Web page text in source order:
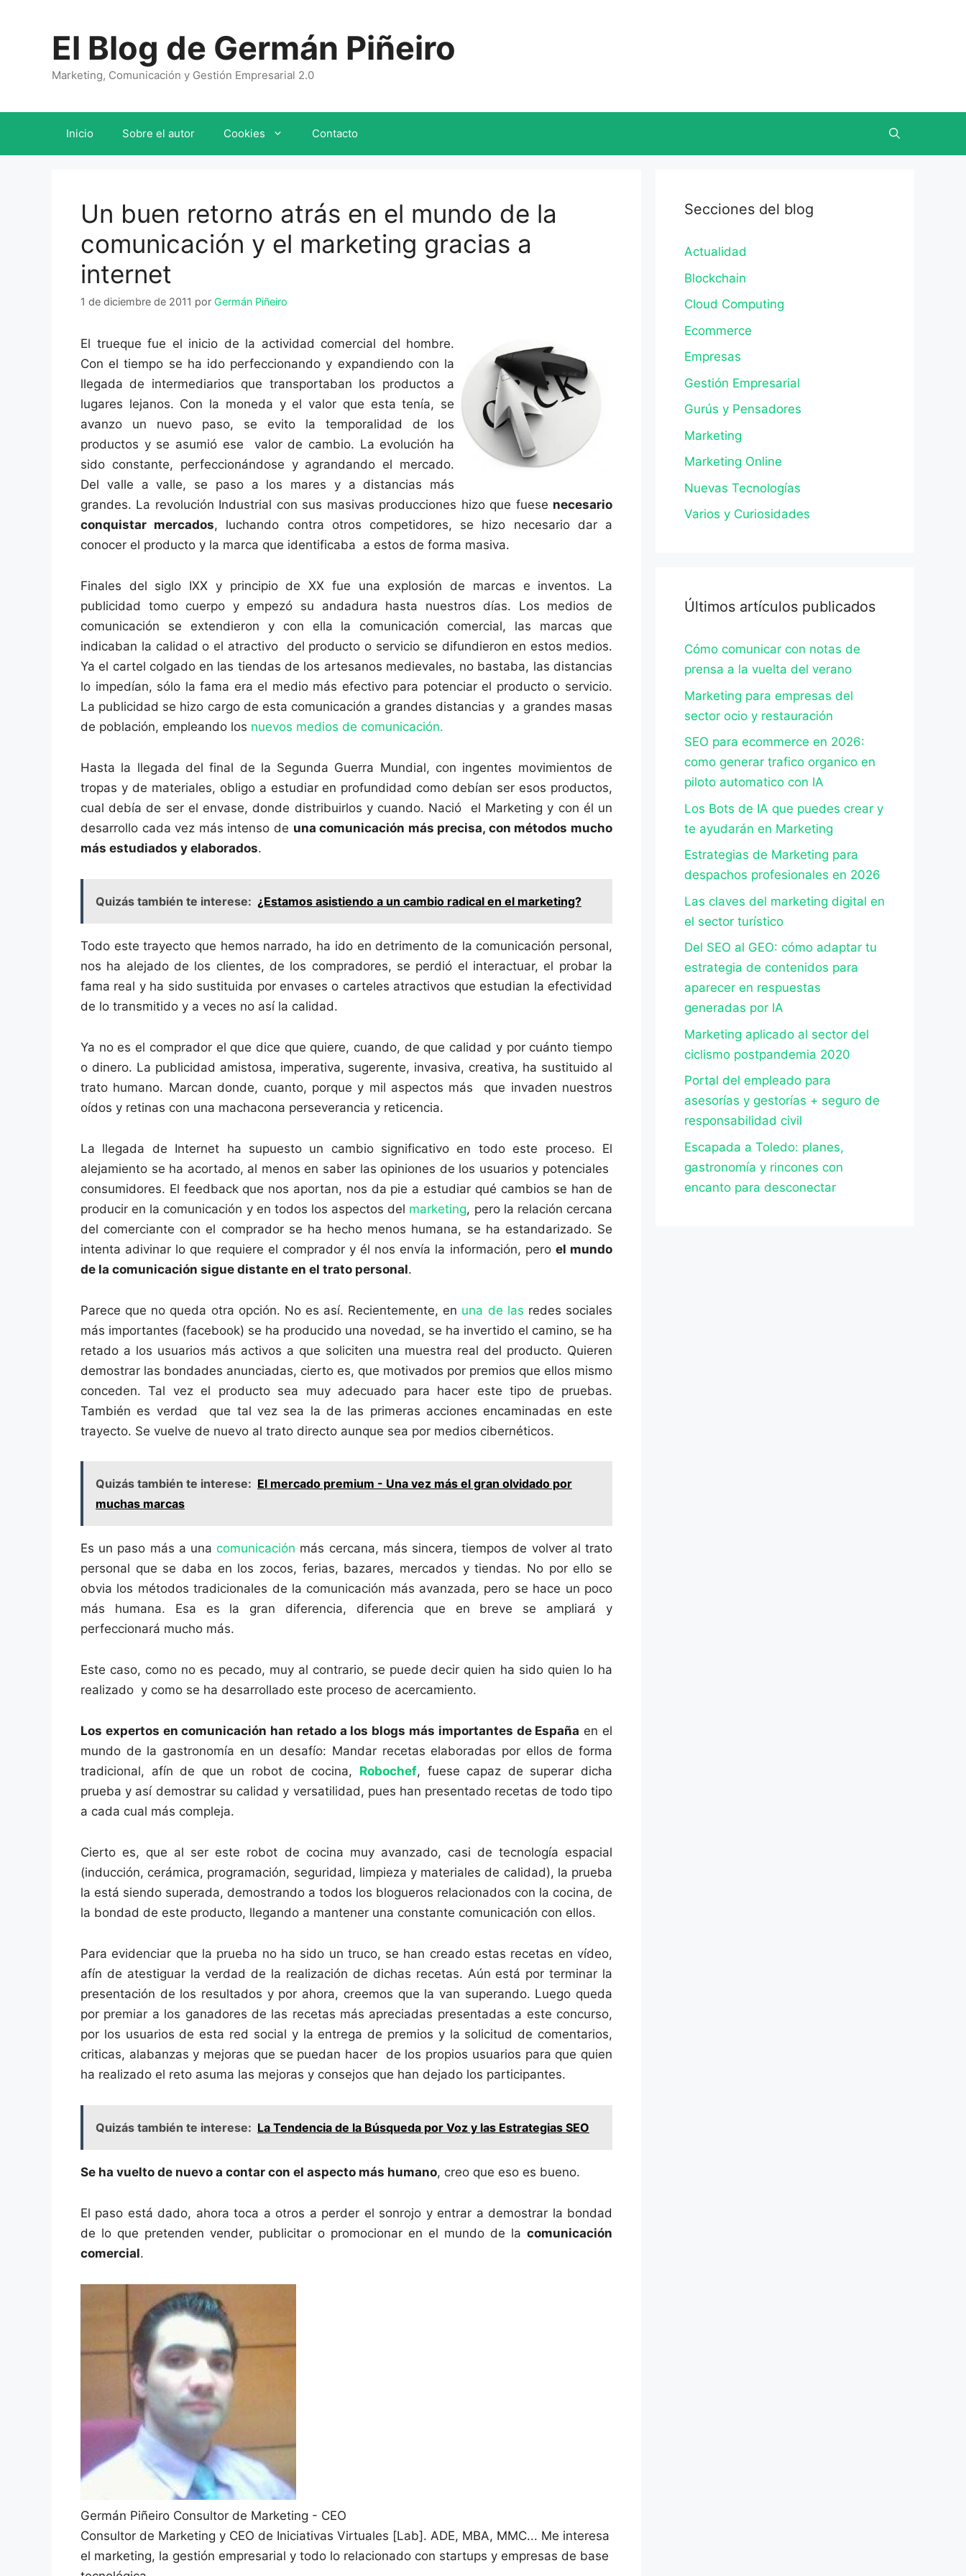
El Blog de Germán Piñeiro
Marketing, Comunicación y Gestión Empresarial 2.0
Inicio Sobre el autor Cookies Contacto
Un buen retorno atrás en el mundo de la
comunicación y el marketing gracias a
internet
1 de diciembre de 2011 por Germán Piñeiro
El trueque fue el inicio de la actividad comercial del hombre.
Con el tiempo se ha ido perfeccionando y expandiendo con la
llegada de intermediarios que transportaban los productos a
lugares lejanos. Con la moneda y el valor que esta tenía, se
avanzo un nuevo paso, se evito la temporalidad de los
productos y se asumió ese valor de cambio. La evolución ha
sido constante, perfeccionándose y agrandando el mercado.
Del valle a valle, se paso a los mares y a distancias más
grandes. La revolución Industrial con sus masivas producciones hizo que fuese necesario
conquistar mercados, luchando contra otros competidores, se hizo necesario dar a
conocer el producto y la marca que identificaba a estos de forma masiva.
Finales del siglo IXX y principio de XX fue una explosión de marcas e inventos. La
publicidad tomo cuerpo y empezó su andadura hasta nuestros días. Los medios de
comunicación se extendieron y con ella la comunicación comercial, las marcas que
indicaban la calidad o el atractivo del producto o servicio se difundieron en estos medios.
Ya el cartel colgado en las tiendas de los artesanos medievales, no bastaba, las distancias
lo impedían, sólo la fama era el medio más efectivo para potenciar el producto o servicio.
La publicidad se hizo cargo de esta comunicación a grandes distancias y a grandes masas
de población, empleando los nuevos medios de comunicación.
Hasta la llegada del final de la Segunda Guerra Mundial, con ingentes movimientos de
tropas y de materiales, obligo a estudiar en profundidad como debían ser esos productos,
cual debía de ser el envase, donde distribuirlos y cuando. Nació el Marketing y con él un
desarrollo cada vez más intenso de una comunicación más precisa, con métodos mucho
más estudiados y elaborados.
Quizás también te interese: ¿Estamos asistiendo a un cambio radical en el marketing?
Todo este trayecto que hemos narrado, ha ido en detrimento de la comunicación personal,
nos ha alejado de los clientes, de los compradores, se perdió el interactuar, el probar la
fama real y ha sido sustituida por envases o carteles atractivos que estudian la efectividad
de lo transmitido y a veces no así la calidad.
Ya no es el comprador el que dice que quiere, cuando, de que calidad y por cuánto tiempo
o dinero. La publicidad amistosa, imperativa, sugerente, invasiva, creativa, ha sustituido al
trato humano. Marcan donde, cuanto, porque y mil aspectos más que invaden nuestros
oídos y retinas con una machacona perseverancia y reticencia.
La llegada de Internet ha supuesto un cambio significativo en todo este proceso. El
alejamiento se ha acortado, al menos en saber las opiniones de los usuarios y potenciales
consumidores. El feedback que nos aportan, nos da pie a estudiar qué cambios se han de
producir en la comunicación y en todos los aspectos del marketing, pero la relación cercana
del comerciante con el comprador se ha hecho menos humana, se ha estandarizado. Se
intenta adivinar lo que requiere el comprador y él nos envía la información, pero el mundo
de la comunicación sigue distante en el trato personal.
Parece que no queda otra opción. No es así. Recientemente, en una de las redes sociales
más importantes (facebook) se ha producido una novedad, se ha invertido el camino, se ha
retado a los usuarios más activos a que soliciten una muestra real del producto. Quieren
demostrar las bondades anunciadas, cierto es, que motivados por premios que ellos mismo
conceden. Tal vez el producto sea muy adecuado para hacer este tipo de pruebas.
También es verdad que tal vez sea la de las primeras acciones encaminadas en este
trayecto. Se vuelve de nuevo al trato directo aunque sea por medios cibernéticos.
Quizás también te interese: El mercado premium - Una vez más el gran olvidado por
muchas marcas
Es un paso más a unacomunicación más cercana, más sincera, tiempos de volver al trato
personal que se daba en los zocos, ferias, bazares, mercados y tiendas. No por ello se
obvia los métodos tradicionales de la comunicación más avanzada, pero se hace un poco
más humana. Esa es la gran diferencia, diferencia que en breve se ampliará y
perfeccionará mucho más.
Este caso, como no es pecado, muy al contrario, se puede decir quien ha sido quien lo ha
realizado y como se ha desarrollado este proceso de acercamiento.
Los expertos en comunicación han retado a los blogs más importantes de España en el
mundo de la gastronomía en un desafío: Mandar recetas elaboradas por ellos de forma
tradicional, afín de que un robot de cocina, Robochef, fuese capaz de superar dicha
prueba y así demostrar su calidad y versatilidad, pues han presentado recetas de todo tipo
a cada cual más compleja.
Cierto es, que al ser este robot de cocina muy avanzado, casi de tecnología espacial
(inducción, cerámica, programación, seguridad, limpieza y materiales de calidad), la prueba
la está siendo superada, demostrando a todos los blogueros relacionados con la cocina, de
la bondad de este producto, llegando a mantener una constante comunicación con ellos.
Para evidenciar que la prueba no ha sido un truco, se han creado estas recetas en vídeo,
afín de atestiguar la verdad de la realización de dichas recetas. Aún está por terminar la
presentación de los resultados y por ahora, creemos que la van superando. Luego queda
por premiar a los ganadores de las recetas más apreciadas presentadas a este concurso,
por los usuarios de esta red social y la entrega de premios y la solicitud de comentarios,
criticas, alabanzas y mejoras que se puedan hacer de los propios usuarios para que quien
ha realizado el reto asuma las mejoras y consejos que han dejado los participantes.
Quizás también te interese: La Tendencia de la Búsqueda por Voz y las Estrategias SEO
Se ha vuelto de nuevo a contar con el aspecto más humano, creo que eso es bueno.
El paso está dado, ahora toca a otros a perder el sonrojo y entrar a demostrar la bondad
de lo que pretenden vender, publicitar o promocionar en el mundo de la comunicación
comercial.
Germán Piñeiro Consultor de Marketing - CEO
Consultor de Marketing y CEO de Iniciativas Virtuales [Lab]. ADE, MBA, MMC... Me interesa
el marketing, la gestión empresarial y todo lo relacionado con startups y empresas de base
Secciones del blog
Actualidad
Blockchain
Cloud Computing
Ecommerce
Empresas
Gestión Empresarial
Gurús y Pensadores
Marketing
Marketing Online
Nuevas Tecnologías
Varios y Curiosidades
Últimos artículos publicados
Cómo comunicar con notas de
prensa a la vuelta del verano
Marketing para empresas del
sector ocio y restauración
SEO para ecommerce en 2026:
como generar trafico organico en
piloto automatico con IA
Los Bots de IA que puedes crear y
te ayudarán en Marketing
Estrategias de Marketing para
despachos profesionales en 2026
Las claves del marketing digital en
el sector turístico
Del SEO al GEO: cómo adaptar tu
estrategia de contenidos para
aparecer en respuestas
generadas por IA
Marketing aplicado al sector del
ciclismo postpandemia 2020
Portal del empleado para
asesorías y gestorías + seguro de
responsabilidad civil
Escapada a Toledo: planes,
gastronomía y rincones con
encanto para desconectar